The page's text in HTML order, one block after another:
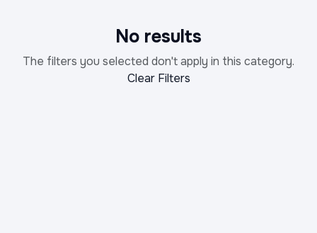
No results
The filters you selected don't apply in this category.
Clear Filters